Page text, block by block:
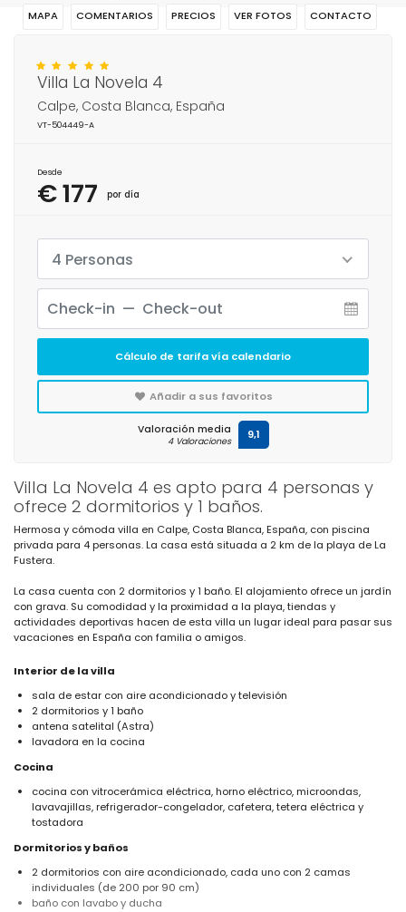
MAPA COMENTARIOS PRECIOS VER FOTOS CONTACTO
Villa La Novela 4 es apto para 4 personas y
ofrece 2 dormitorios y 1 baños.
Hermosa y cómoda villa en Calpe, Costa Blanca, España, con piscina
privada para 4 personas. La casa está situada a 2 km de la playa de La
Fustera.
La casa cuenta con 2 dormitorios y 1 baño. El alojamiento ofrece un jardín
con grava. Su comodidad y la proximidad a la playa, tiendas y
actividades deportivas hacen de esta villa un lugar ideal para pasar sus
vacaciones en España con familia o amigos.
Interior de la villa
sala de estar con aire acondicionado y televisión
2 dormitorios y 1 baño
antena satelital (Astra)
lavadora en la cocina
Cocina
cocina con vitrocerámica eléctrica, horno eléctrico, microondas,
lavavajillas, refrigerador-congelador, cafetera, tetera eléctrica y
tostadora
Dormitorios y baños
2 dormitorios con aire acondicionado, cada uno con 2 camas
individuales (de 200 por 90 cm)
baño con lavabo y ducha
Villa La Novela 4
Calpe, Costa Blanca, España
VT-504449-A
Desde
€ 177 por día
4 Personas
Cálculo de tarifa vía calendario
Añadir a sus favoritos
Valoración media
4 Valoraciones 9,1